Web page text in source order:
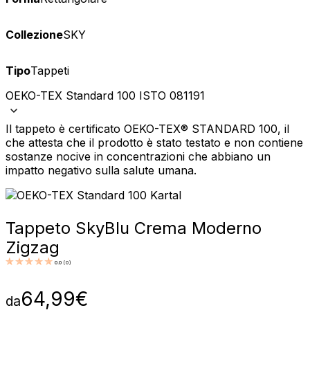
CollezioneSKY
TipoTappeti
OEKO-TEX Standard 100 ISTO 081191
Il tappeto è certificato OEKO-TEX® STANDARD 100, il
che attesta che il prodotto è stato testato e non contiene
sostanze nocive in concentrazioni che abbiano un
impatto negativo sulla salute umana.
Tappeto SkyBlu Crema Moderno
Zigzag
0.0 (0)
da64,99€